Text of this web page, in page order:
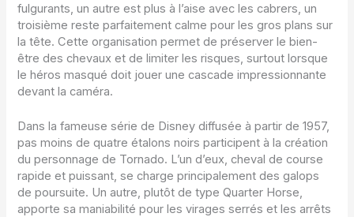
fulgurants, un autre est plus à l’aise avec les cabrers, un
troisième reste parfaitement calme pour les gros plans sur
la tête. Cette organisation permet de préserver le bien-
être des chevaux et de limiter les risques, surtout lorsque
le héros masqué doit jouer une cascade impressionnante
devant la caméra.
Dans la fameuse série de Disney diffusée à partir de 1957,
pas moins de quatre étalons noirs participent à la création
du personnage de Tornado. L’un d’eux, cheval de course
rapide et puissant, se charge principalement des galops
de poursuite. Un autre, plutôt de type Quarter Horse,
apporte sa maniabilité pour les virages serrés et les arrêts